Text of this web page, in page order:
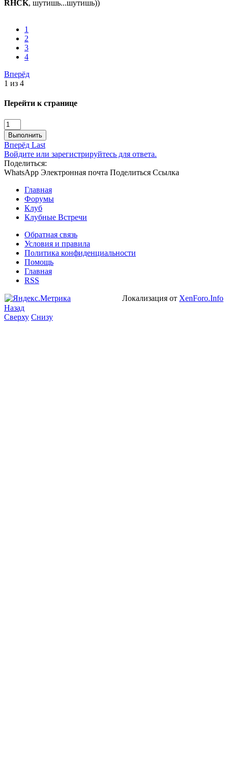
RHCK, шутишь...шутишь))
1
2
3
4
Вперёд
1 из 4
Перейти к странице
Выполнить
Вперёд Last
Войдите или зарегистрируйтесь для ответа.
Поделиться:
WhatsApp Электронная почта Поделиться Ссылка
Главная
Форумы
Клуб
Клубные Встречи
Обратная связь
Условия и правила
Политика конфиденциальности
Помощь
Главная
RSS
Локализация от XenForo.Info
Назад
Сверху Снизу